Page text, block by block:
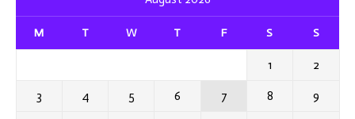
M T W T F S S
1 2
3 4 5 6 7 8 9